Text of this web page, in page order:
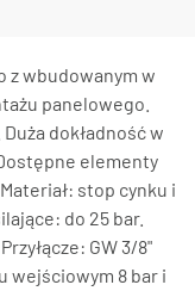
z wbudowanym w
panelowego.
dokładność w
elementy
stop cynku i
do 25 bar.
GW 3/8"
wejściowym 8 bar i